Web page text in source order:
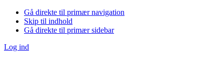
Gå direkte til primær navigation
Skip til indhold
Gå direkte til primær sidebar
Log ind